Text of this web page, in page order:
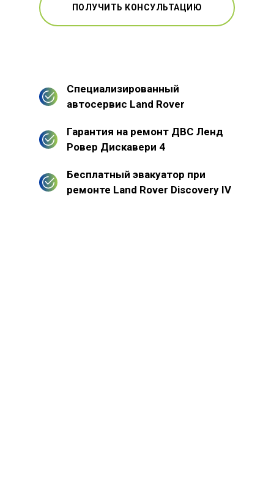
ПОЛУЧИТЬ КОНСУЛЬТАЦИЮ
Специализированный
автосервис Land Rover
Гарантия на ремонт ДВС Ленд
Ровер Дискавери 4
Бесплатный эвакуатор при
ремонте Land Rover Discovery IV